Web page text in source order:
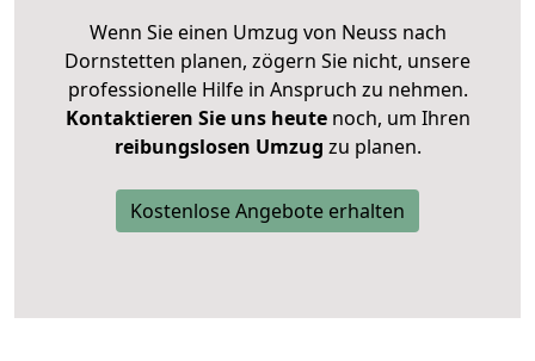
Wenn Sie einen Umzug von Neuss nach
Dornstetten planen, zögern Sie nicht, unsere
professionelle Hilfe in Anspruch zu nehmen.
Kontaktieren Sie uns heutenoch, um Ihren
reibungslosen Umzug zu planen.
Kostenlose Angebote erhalten